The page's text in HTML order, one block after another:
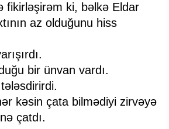
fikirləşirəm ki, bəlkə Eldar
az olduğunu hiss
bir ünvan vardı.
kəsin çata bilmədiyi zirvəyə
çatdı.